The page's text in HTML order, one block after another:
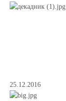
25.12.2016